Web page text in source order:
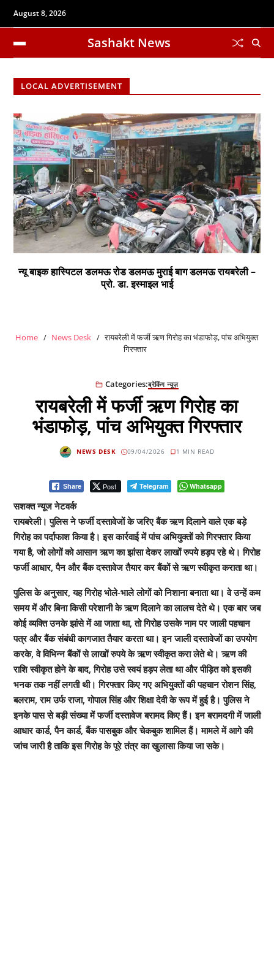
August 8, 2026
Sashakt News
LOCAL ADVERTISEMENT
न्यू बाइक हास्पिटल डलमऊ रोड डलमऊ मुराई बाग डलमऊ रायबरेली –
प्रो. डा. इस्माइल भाई
Home News Desk
रायबरेली में फर्जी ऋण गिरोह का भंडाफोड़, पांच अभियुक्त
गिरफ्तार
Categories:ब्रेकिंग न्यूज़
रायबरेली में फर्जी ऋण गिरोह का
भंडाफोड़, पांच अभियुक्त गिरफ्तार
NEWS DESK 09/04/2026 1 MIN READ
Share Post Telegram Whatsapp
सशक्त न्यूज नेटवर्क
रायबरेली। पुलिस ने फर्जी दस्तावेजों के जरिए बैंक ऋण दिलाने वाले एक बड़े
गिरोह का पर्दाफाश किया है। इस कार्रवाई में पांच अभियुक्तों को गिरफ्तार किया
गया है, जो लोगों को आसान ऋण का झांसा देकर लाखों रुपये हड़प रहे थे। गिरोह
फर्जी आधार, पैन और बैंक दस्तावेज तैयार कर बैंकों से ऋण स्वीकृत कराता था।
पुलिस के अनुसार, यह गिरोह भोले-भाले लोगों को निशाना बनाता था। वे उन्हें कम
समय में और बिना किसी परेशानी के ऋण दिलाने का लालच देते थे। एक बार जब
कोई व्यक्ति उनके झांसे में आ जाता था, तो गिरोह उसके नाम पर जाली पहचान
पत्र और बैंक संबंधी कागजात तैयार करता था। इन जाली दस्तावेजों का उपयोग
करके, वे विभिन्न बैंकों से लाखों रुपये के ऋण स्वीकृत करा लेते थे। ऋण की
राशि स्वीकृत होने के बाद, गिरोह उसे स्वयं हड़प लेता था और पीड़ित को इसकी
भनक तक नहीं लगती थी। गिरफ्तार किए गए अभियुक्तों की पहचान रोशन सिंह,
बलराम, राम उर्फ राजा, गोपाल सिंह और शिक्षा देवी के रूप में हुई है। पुलिस ने
इनके पास से बड़ी संख्या में फर्जी दस्तावेज बरामद किए हैं। इन बरामदगी में जाली
आधार कार्ड, पैन कार्ड, बैंक पासबुक और चेकबुक शामिल हैं। मामले में आगे की
जांच जारी है ताकि इस गिरोह के पूरे तंत्र का खुलासा किया जा सके।